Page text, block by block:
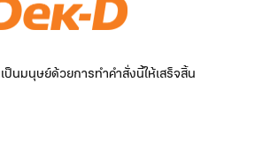
นมนุษย์ด้วยการทำคำสั่งนี้ให้เสร็จสิ้น